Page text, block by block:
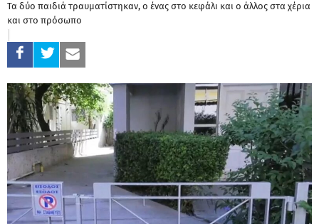
Τα δύο παιδιά τραυματίστηκαν, ο ένας στο κεφάλι και ο άλλος στα χέρια
και στο πρόσωπο